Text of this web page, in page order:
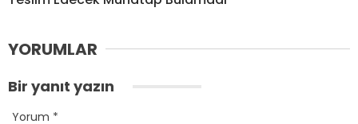
YORUMLAR
Bir yanıt yazın
Yorum *